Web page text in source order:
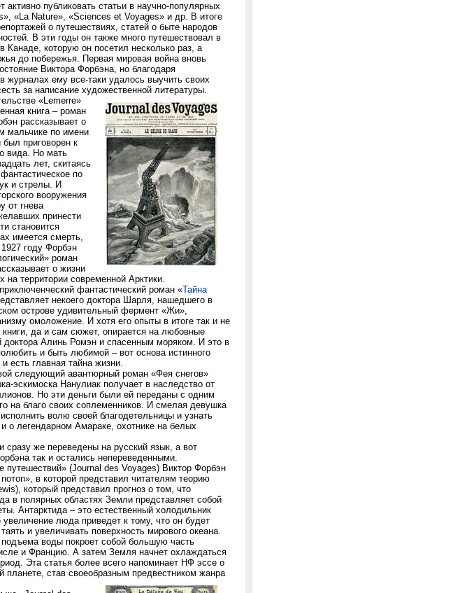
активно публиковать статьи в научно-популярных
«La Nature», «Sciences et Voyages» и др. В итоге
о путешествиях, статей о быте народов
В эти годы он также много путешествовал в
Канаде, которую он посетил несколько раз, а
до побережья. Первая мировая война вновь
Виктора Форбэна, но благодаря
журналах ему все-таки удалось выучить своих
за написание художественной литературы.
«Lemerre»
книга – роман
рассказывает о
мальчике по имени
приговорен к
вида. Но мать
лет, скитаясь
по
и стрелы. И
вооружения
от гнева
принести
становится
имеется смерть,
году Форбэн
роман
о жизни
территории современной Арктики.
фантастический роман «Тайна
некоего доктора Шарля, нашедшего в
острове удивительный фермент «Жи»,
омоложение. И хотя его опыты в итоге так и не
да и сам сюжет, опирается на любовные
Алинь Ромэн и спасенным моряком. И это в
и быть любимой – вот основа истинного
есть главная тайна жизни.
следующий авантюрный роман «Фея снегов»
эскимоска Нанулиак получает в наследство от
Но эти деньги были ей переданы с одним
на благо своих соплеменников. И смелая девушка
волю своей благодетельницы и узнать
о легендарном Амараке, охотнике на белых
сразу же переведены на русский язык, а вот
так и остались непереведенными.
путешествий» (Journal des Voyages) Виктор Форбэн
в которой представил читателям теорию
который представил прогноз о том, что
в полярных областях Земли представляет собой
Антарктида – это естественный холодильник
люда приведет к тому, что он будет
и увеличивать поверхность мирового океана.
воды покроет собой большую часть
и Францию. А затем Земля начнет охлаждаться
Эта статья более всего напоминает НФ эссе о
планете, став своеобразным предвестником жанра